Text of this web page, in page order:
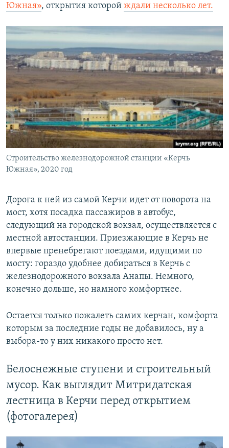
Южная», открытия которой ждали несколько лет.
Строительство железнодорожной станции «Керчь
Южная», 2020 год
Дорога к ней из самой Керчи идет от поворота на
мост, хотя посадка пассажиров в автобус,
следующий на городской вокзал, осуществляется с
местной автостанции. Приезжающие в Керчь не
впервые пренебрегают поездами, идущими по
мосту: гораздо удобнее добираться в Керчь с
железнодорожного вокзала Анапы. Немного,
конечно дольше, но намного комфортнее.
Остается только пожалеть самих керчан, комфорта
которым за последние годы не добавилось, ну а
выбора-то у них никакого просто нет.
Белоснежные ступени и строительный
мусор. Как выглядит Митридатская
лестница в Керчи перед открытием
(фотогалерея)